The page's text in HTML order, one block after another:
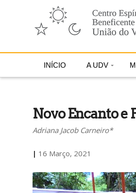
INÍCIO A UDV
Novo Encanto
Adriana Jacob Carneiro*
| 16 Março, 2021